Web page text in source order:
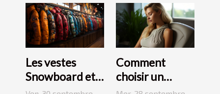
Les vestes
Snowboard et
Ski
Comment
choisir un
oreiller